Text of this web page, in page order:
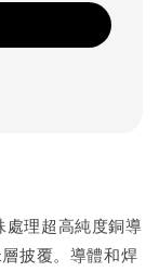
處理超高純度銅導
披覆。導體和焊